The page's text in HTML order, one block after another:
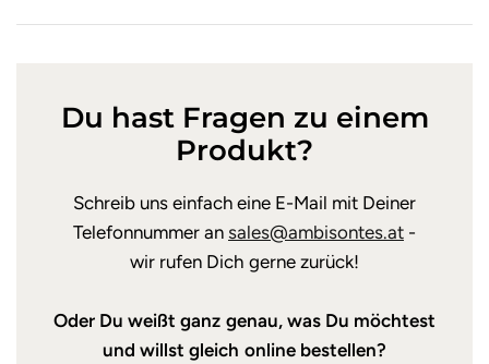
Du hast Fragen zu einem
Produkt?
Schreib uns einfach eine E-Mail mit Deiner
Telefonnummer an sales@ambisontes.at -
wir rufen Dich gerne zurück!
Oder Du weißt ganz genau, was Du möchtest
und willst gleich online bestellen?